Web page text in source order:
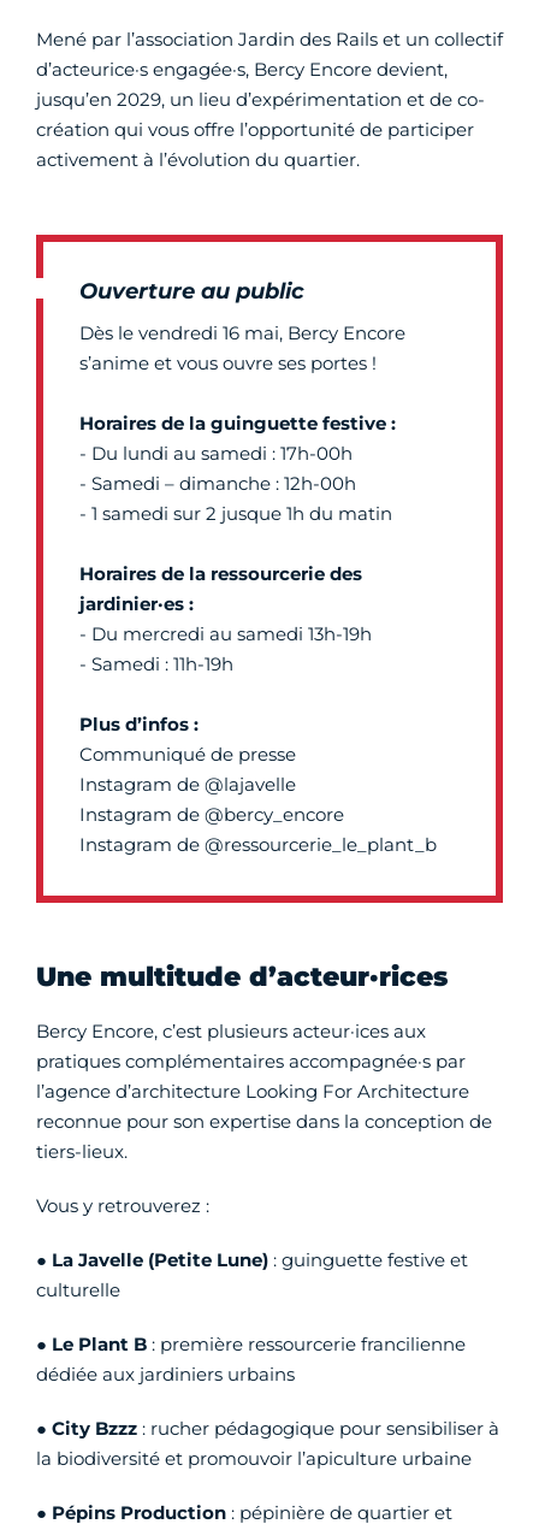
Mené par l’association Jardin des Rails et un collectif
d’acteurice·s engagée·s, Bercy Encore devient,
jusqu’en 2029, un lieu d’expérimentation et de co-
création qui vous offre l’opportunité de participer
activement à l’évolution du quartier.
Ouverture au public
Dès le vendredi 16 mai, Bercy Encore
s’anime et vous ouvre ses portes !
Horaires de la guinguette festive :
- Du lundi au samedi : 17h-00h
- Samedi – dimanche : 12h-00h
- 1 samedi sur 2 jusque 1h du matin
Horaires de la ressourcerie des
jardinier·es :
- Du mercredi au samedi 13h-19h
- Samedi : 11h-19h
Plus d’infos :
Communiqué de presse
Instagram de @lajavelle
Instagram de @bercy_encore
Instagram de @ressourcerie_le_plant_b
Une multitude d’acteur·rices
Bercy Encore, c’est plusieurs acteur·ices aux
pratiques complémentaires accompagnée·s par
l’agence d’architecture Looking For Architecture
reconnue pour son expertise dans la conception de
tiers-lieux.
Vous y retrouverez :
● La Javelle (Petite Lune) : guinguette festive et
culturelle
● Le Plant B : première ressourcerie francilienne
dédiée aux jardiniers urbains
● City Bzzz : rucher pédagogique pour sensibiliser à
la biodiversité et promouvoir l’apiculture urbaine
● Pépins Production : pépinière de quartier et